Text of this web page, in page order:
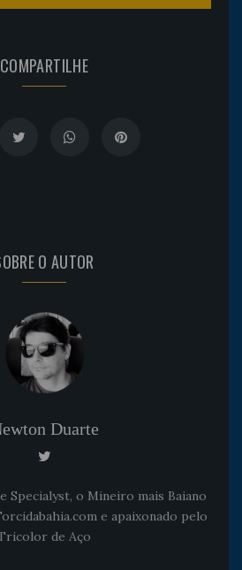
COMPARTILHE
O AUTOR
Duarte
Specialyst, o Mineiro mais Baiano
e apaixonado pelo
de Aço